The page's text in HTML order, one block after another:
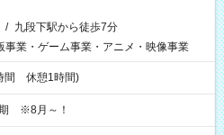
/ 九段下駅から徒歩7分
事業・ゲーム事業・アニメ・映像事業
間 休憩1時間)
※8月～！